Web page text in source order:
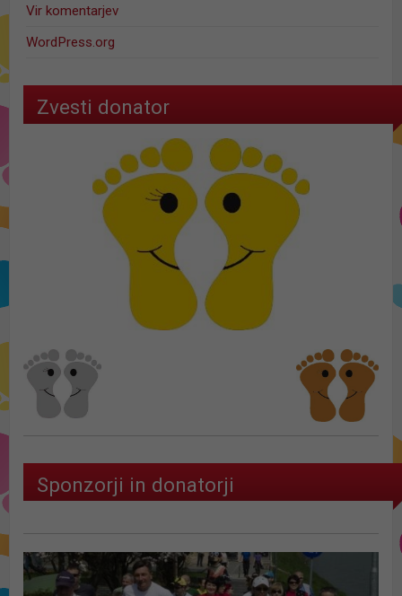
Vir komentarjev
WordPress.org
Zvesti donator
Sponzorji in donatorji